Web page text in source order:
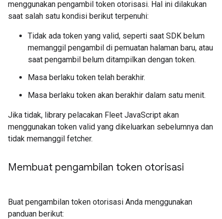
menggunakan pengambil token otorisasi. Hal ini dilakukan
saat salah satu kondisi berikut terpenuhi:
Tidak ada token yang valid, seperti saat SDK belum
memanggil pengambil di pemuatan halaman baru, atau
saat pengambil belum ditampilkan dengan token.
Masa berlaku token telah berakhir.
Masa berlaku token akan berakhir dalam satu menit.
Jika tidak, library pelacakan Fleet JavaScript akan
menggunakan token valid yang dikeluarkan sebelumnya dan
tidak memanggil fetcher.
Membuat pengambilan token otorisasi
Buat pengambilan token otorisasi Anda menggunakan
panduan berikut: